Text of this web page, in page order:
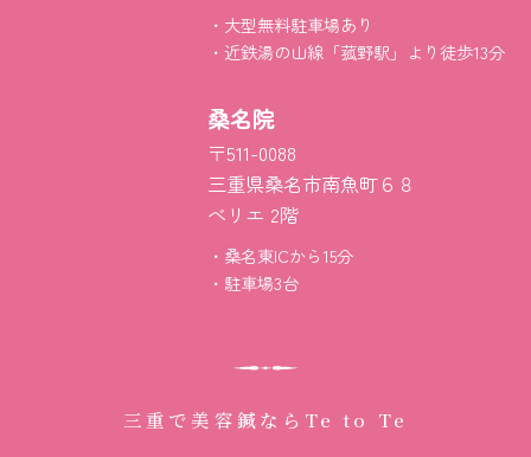
大型無料駐車場あり
近鉄湯の山線「菰野駅」より徒歩13分
桑名院
〒511-0088
三重県桑名市南魚町６８
べリエ 2階
桑名東ICから15分
駐車場3台
三重で美容鍼なら Te to Te